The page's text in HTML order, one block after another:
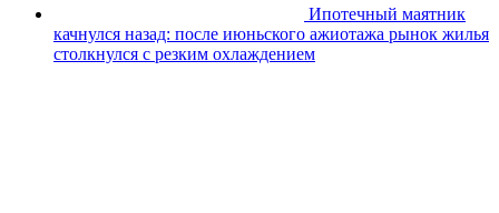
Ипотечный маятник
качнулся назад: после июньского ажиотажа рынок жилья
столкнулся с резким охлаждением